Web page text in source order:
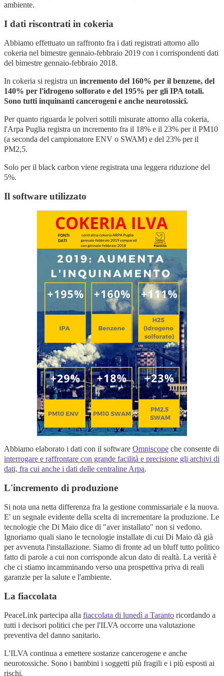
ambiente.
I dati riscontrati in cokeria
Abbiamo effettuato un raffronto fra i dati registrati attorno allo
cokeria nel bimestre gennaio-febbraio 2019 con i corrispondenti dati
del bimestre gennaio-febbraio 2018.
In cokeria si registra un incremento del 160% per il benzene, del
140% per l'idrogeno solforato e del 195% per gli IPA totali.
Sono tutti inquinanti cancerogeni e anche neurotossici.
Per quanto riguarda le polveri sottili misurate attorno alla cokeria,
l'Arpa Puglia registra un incremento fra il 18% e il 23% per il PM10
(a seconda del campionatore ENV o SWAM) e del 23% per il
PM2,5.
Solo per il black carbon viene registrata una leggera riduzione del
5%.
Il software utilizzato
Abbiamo elaborato i dati con il software Omniscope che consente di
interrogare e raffrontare con grande facilità e precisione gli archivi di
dati, fra cui anche i dati delle centraline Arpa.
L'incremento di produzione
Si nota una netta differenza fra la gestione commissariale e la nuova.
E' un segnale evidente della scelta di incrementare la produzione. Le
tecnologie che Di Maio dice di "aver installato" non si vedono.
Ignoriamo quali siano le tecnologie installate di cui Di Maio dà già
per avvenuta l'installazione. Siamo di fronte ad un bluff tutto politico
fatto di parole a cui non corrisponde alcun dato di realtà. La verità è
che ci stiamo incamminando verso una prospettiva priva di reali
garanzie per la salute e l'ambiente.
La fiaccolata
PeaceLink partecipa alla fiaccolata di lunedì a Taranto ricordando a
tutti i decisori politici che per l'ILVA occorre una valutazione
preventiva del danno sanitario.
L'ILVA continua a emettere sostanze cancerogene e anche
neurotossiche. Sono i bambini i soggetti più fragili e i più esposti ai
rischi.